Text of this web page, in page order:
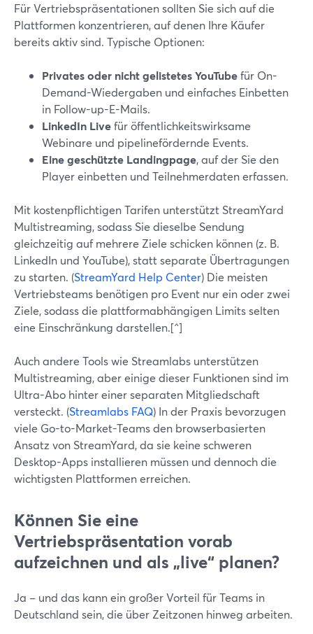
Für Vertriebspräsentationen sollten Sie sich auf die
Plattformen konzentrieren, auf denen Ihre Käufer
bereits aktiv sind. Typische Optionen:
Privates oder nicht gelistetes YouTubefür On-
Demand-Wiedergaben und einfaches Einbetten
in Follow-up-E-Mails.
LinkedIn Livefür öffentlichkeitswirksame
Webinare und pipelinefördernde Events.
Eine geschützte Landingpage, auf der Sie den
Player einbetten und Teilnehmerdaten erfassen.
Mit kostenpflichtigen Tarifen unterstützt StreamYard
Multistreaming, sodass Sie dieselbe Sendung
gleichzeitig auf mehrere Ziele schicken können (z. B.
LinkedIn und YouTube), statt separate Übertragungen
zu starten. (StreamYard Help Center) Die meisten
Vertriebsteams benötigen pro Event nur ein oder zwei
Ziele, sodass die plattformabhängigen Limits selten
eine Einschränkung darstellen.[^]
Auch andere Tools wie Streamlabs unterstützen
Multistreaming, aber einige dieser Funktionen sind im
Ultra-Abo hinter einer separaten Mitgliedschaft
versteckt. (Streamlabs FAQ) In der Praxis bevorzugen
viele Go-to-Market-Teams den browserbasierten
Ansatz von StreamYard, da sie keine schweren
Desktop-Apps installieren müssen und dennoch die
wichtigsten Plattformen erreichen.
Können Sie eine
Vertriebspräsentation vorab
aufzeichnen und als „live“ planen?
Ja – und das kann ein großer Vorteil für Teams in
Deutschland sein, die über Zeitzonen hinweg arbeiten.